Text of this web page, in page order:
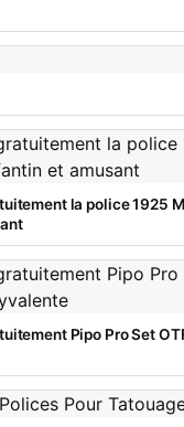
la police 1925
Pipo Pro Set